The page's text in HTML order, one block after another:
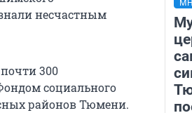
несчастным
300
социального
районов Тюмени.